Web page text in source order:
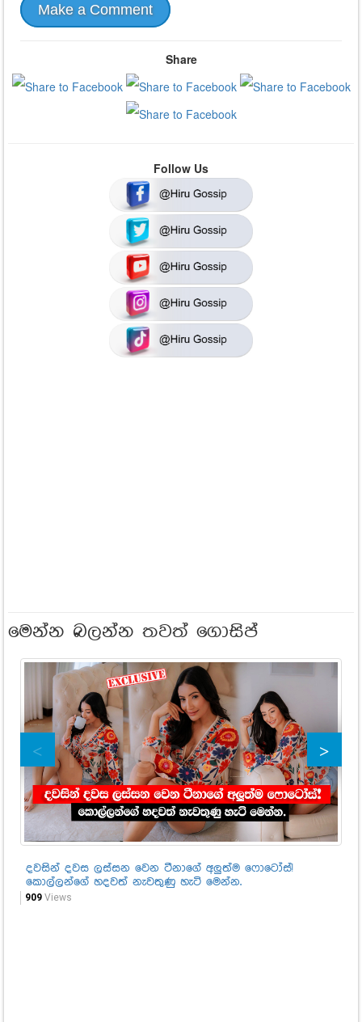
Make a Comment
Share
Follow Us
මෙන්න බලන්න තවත් ගොසිප්
දවසින් දවස ලස්සන වෙන ටීනාගේ අලුත්ම ෆොටෝස්!
කොල්ලන්ගේ හදවත් නැවතුණු හැටි මෙන්න.
909 Views